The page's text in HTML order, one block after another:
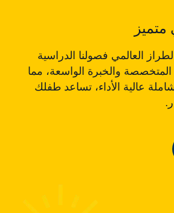
متميز
العالمي فصولنا الدراسية
والخبرة الواسعة، مما
عالية الأداء، تساعد طفلك